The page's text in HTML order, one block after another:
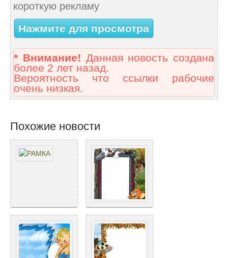
короткую рекламу
Нажмите для просмотра
* Внимание! Данная новость создана
более 2 лет назад.
Вероятность что ссылки рабочие
очень низкая.
Похожие новости